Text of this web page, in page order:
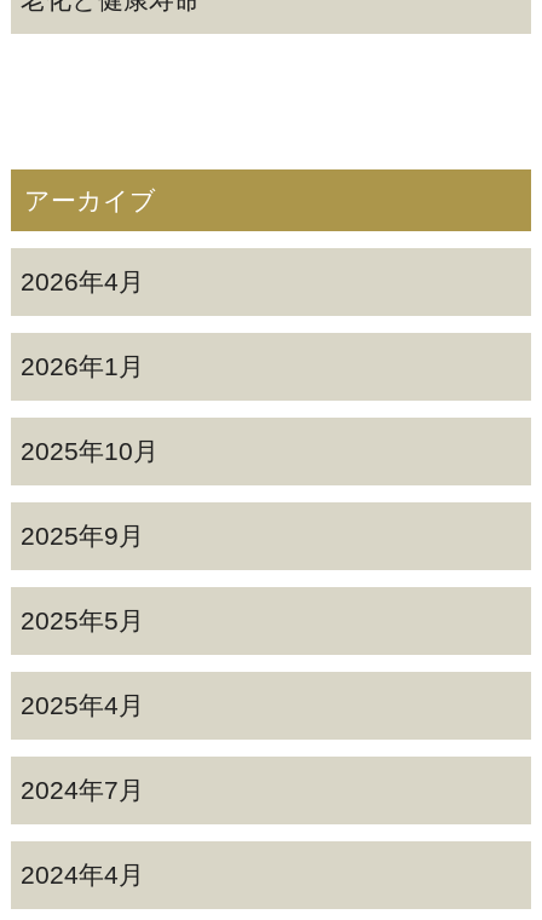
アーカイブ
2026年4月
2026年1月
2025年10月
2025年9月
2025年5月
2025年4月
2024年7月
2024年4月